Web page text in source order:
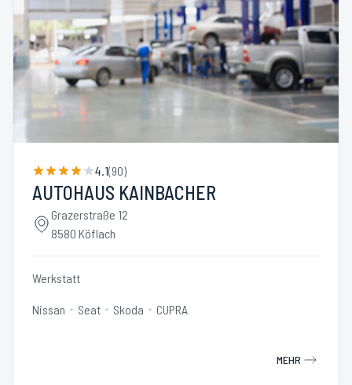
4.1(90)
AUTOHAUS KAINBACHER
Grazerstraße 12
8580 Köflach
Werkstatt
Nissan Seat Skoda CUPRA
MEHR